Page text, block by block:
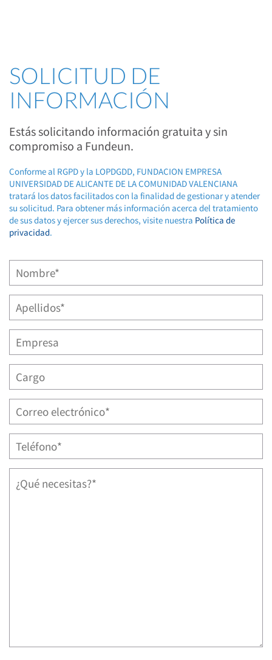
SOLICITUD DE
INFORMACIÓN
Estás solicitando información gratuita y sin
compromiso a Fundeun.
Conforme al RGPD y la LOPDGDD, FUNDACION EMPRESA
UNIVERSIDAD DE ALICANTE DE LA COMUNIDAD VALENCIANA
tratará los datos facilitados con la finalidad de gestionar y atender
su solicitud. Para obtener más información acerca del tratamiento
de sus datos y ejercer sus derechos, visite nuestra Política de
privacidad.